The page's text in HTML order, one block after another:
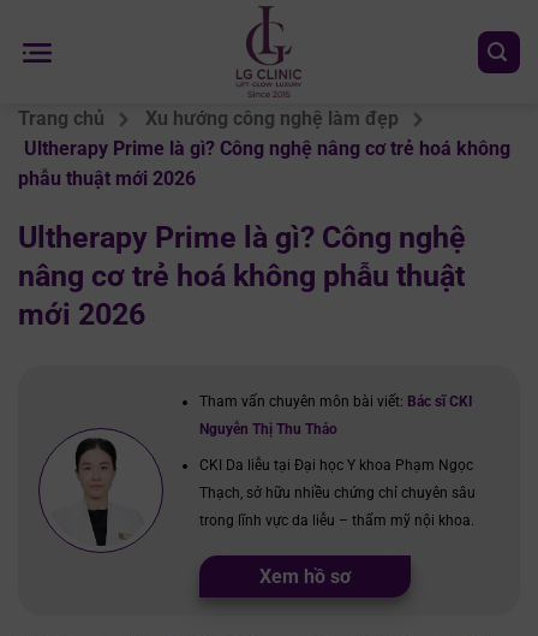
đến
Trang chủ
Xu hướng công nghệ làm đẹp
Ultherapy Prime là gì? Công nghệ nâng cơ trẻ hoá không
phẫu thuật mới 2026
Ultherapy Prime là gì? Công nghệ
nâng cơ trẻ hoá không phẫu thuật
mới 2026
Tham vấn chuyên môn bài viết: Bác sĩ CKI
Nguyễn Thị Thu Thảo
CKI Da liễu tại Đại học Y khoa Phạm Ngọc
Thạch, sở hữu nhiều chứng chỉ chuyên sâu
trong lĩnh vực da liễu – thẩm mỹ nội khoa.
Xem hồ sơ